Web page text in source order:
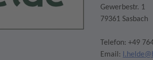
Gewerbestr. 1
79361 Sasbach
Telefon: +49
Email: